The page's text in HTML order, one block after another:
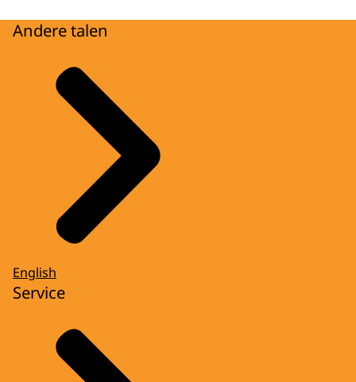
Andere talen
English
Service